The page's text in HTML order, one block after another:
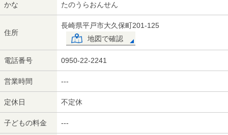
かな たのうらおんせん
住所
長崎県平戸市大久保町201-125
地図で確認
電話番号 0950-22-2241
営業時間 ---
定休日 不定休
子どもの料金 ---